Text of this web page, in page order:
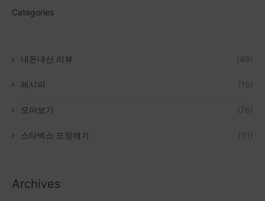
Categories
내돈내산 리뷰 (49)
레시피 (16)
모아보기 (76)
스타벅스 도장깨기 (31)
Archives